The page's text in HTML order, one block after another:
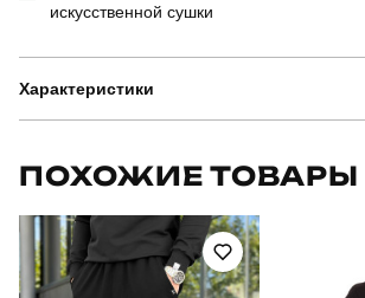
искусственной сушки
Характеристики
Призначення для
ПОХОЖИЕ ТОВАРЫ